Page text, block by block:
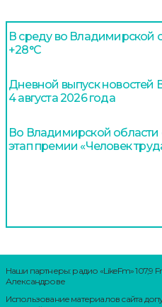
В среду во Владимирской
+28°С
Дневной выпуск новостей
4 августа 2026 года
Во Владимирской области
этап премии «Человек
Наши партнеры: радио «LikeFm» 107,9
Александрове
Использование материалов сайта